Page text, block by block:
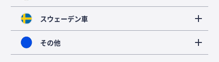
スウェーデン車
その他